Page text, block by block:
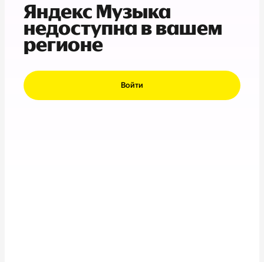
Яндекс Музыка
недоступна в вашем
регионе
Войти